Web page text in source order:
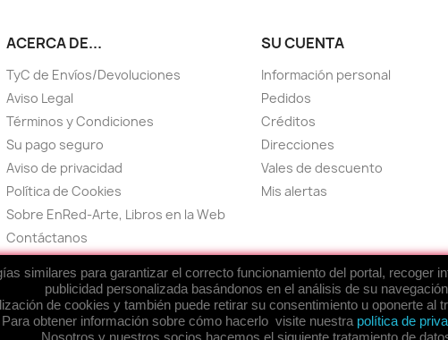
ACERCA DE...
TyC de Envíos/Devoluciones
Aviso Legal
Términos y Condiciones
Su pago seguro
Aviso de privacidad
Política de Cookies
Sobre EnRed-Arte, Libros en la Web
Contáctanos
SU CUENTA
Información personal
Pedidos
Créditos
Direcciones
Vales de descuento
Mis alertas
similares para garantizar el correcto funcionamiento del portal, recoger
publicidad personalizada basándonos en el análisis de su
de cookies y también puede retirar su consentimiento u oponerte
Para obtener información sobre cómo hacerlo visite nuestra política de
Nosotros y nuestros socios hacemos el siguiente tratamiento de
Artesponsored byEnRed-Arte Ideas OnLine